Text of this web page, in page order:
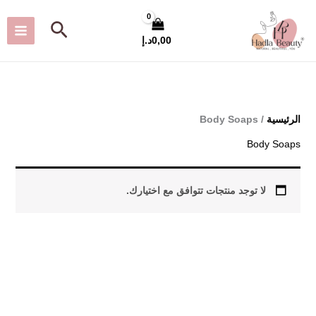
إلى 0,00د.إ
البحث
الرئيسية / Body Soaps
Body Soaps
لا توجد منتجات تتوافق مع اختيارك.